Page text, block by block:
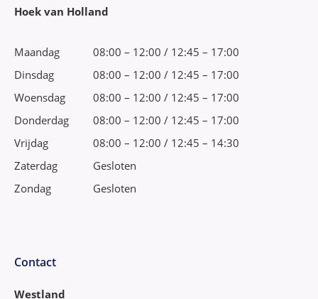
Hoek van Holland
Maandag
08:00 – 12:00 / 12:45 – 17:00
Dinsdag
08:00 – 12:00 / 12:45 – 17:00
Woensdag
08:00 – 12:00 / 12:45 – 17:00
Donderdag
08:00 – 12:00 / 12:45 – 17:00
Vrijdag
08:00 – 12:00 / 12:45 – 14:30
Zaterdag
Gesloten
Zondag
Gesloten
Contact
Westland